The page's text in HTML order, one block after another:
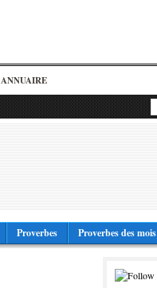
ANNUAIRE
Proverbes Proverbes des mois